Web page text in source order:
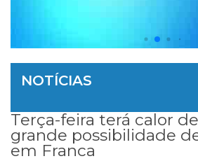
NOTÍCIAS
Terça-feira terá calor
grande possibilidade
em Franca